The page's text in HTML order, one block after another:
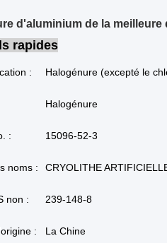
d'aluminium de la
rapides
: Halogénure (excepté le
Halogénure
: 15096-52-3
noms : CRYOLITHE
non : 239-148-8
: La Chine